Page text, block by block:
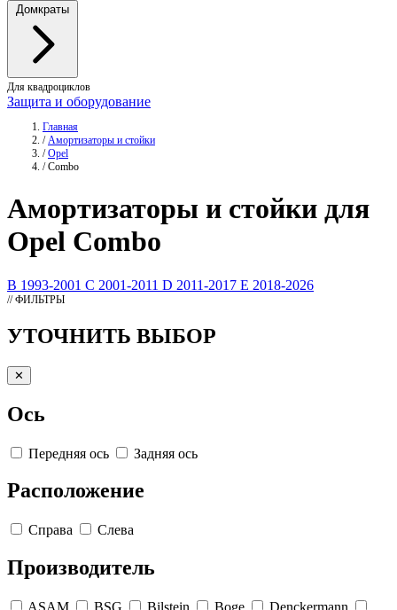
Домкраты
Для квадроциклов
Защита и оборудование
Главная
/ Амортизаторы и стойки
/ Opel
/ Combo
Амортизаторы и стойки для
Opel Combo
B 1993-2001 C 2001-2011 D 2011-2017 E 2018-2026
// ФИЛЬТРЫ
УТОЧНИТЬ ВЫБОР
✕
Ось
Передняя ось Задняя ось
Расположение
Справа Слева
Производитель